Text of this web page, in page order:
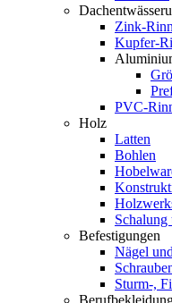
Zink-
Kupfer-
PVC-
Holz
Latten
Bohlen
Schalung
Befestigungen
Nägel
Sturm-,